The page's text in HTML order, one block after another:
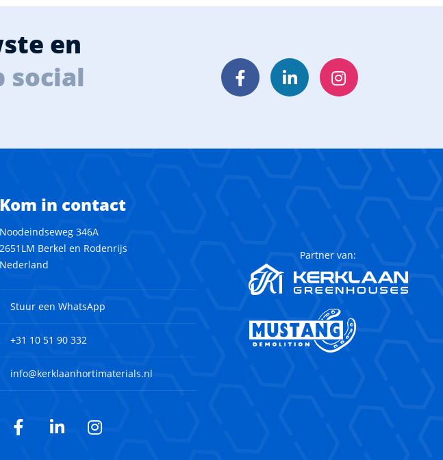
en
social
FacebookLinkedInInstagram
Kom in contact
Noodeindseweg 346A
2651LM Berkel en Rodenrijs
Nederland
Stuur een WhatsApp
+31 10 51 90 332
info@kerklaanhortimaterials.nl
Facebook
LinkedInInstagram
Partner van: